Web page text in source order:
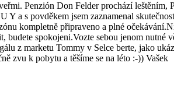
Penzión Don Felder prochází
a s povděkem jsem zaznamenal
kompletně připraveno a plné
budete spokojeni.Vozte sebou jenom nutné
z marketu Tommy v Selce berte, jako
zvu k pobytu a těšíme se na léto :-)) Vašek